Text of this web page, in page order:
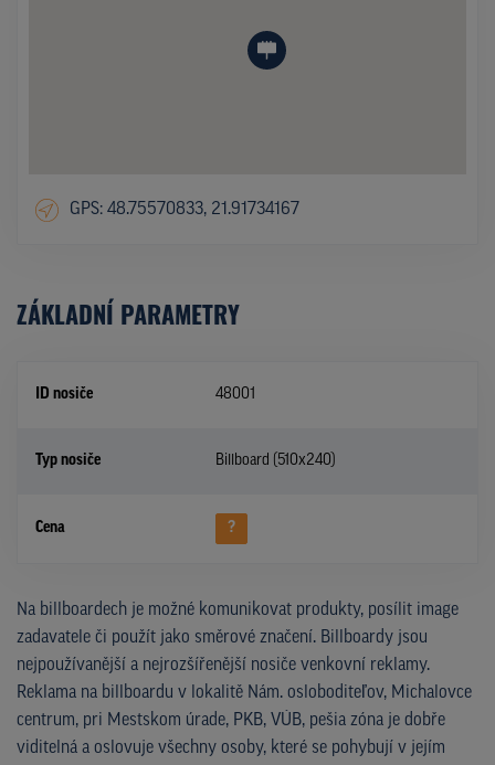
GPS: 48.75570833, 21.91734167
ZÁKLADNÍ PARAMETRY
ID nosiče 48001
Typ nosiče Billboard (510x240)
Cena ?
Na billboardech je možné komunikovat produkty, posílit image
zadavatele či použít jako směrové značení. Billboardy jsou
nejpoužívanější a nejrozšířenější nosiče venkovní reklamy.
Reklama na billboardu v lokalitě Nám. osloboditeľov, Michalovce
centrum, pri Mestskom úrade, PKB, VÚB, pešia zóna je dobře
viditelná a oslovuje všechny osoby, které se pohybují v jejím